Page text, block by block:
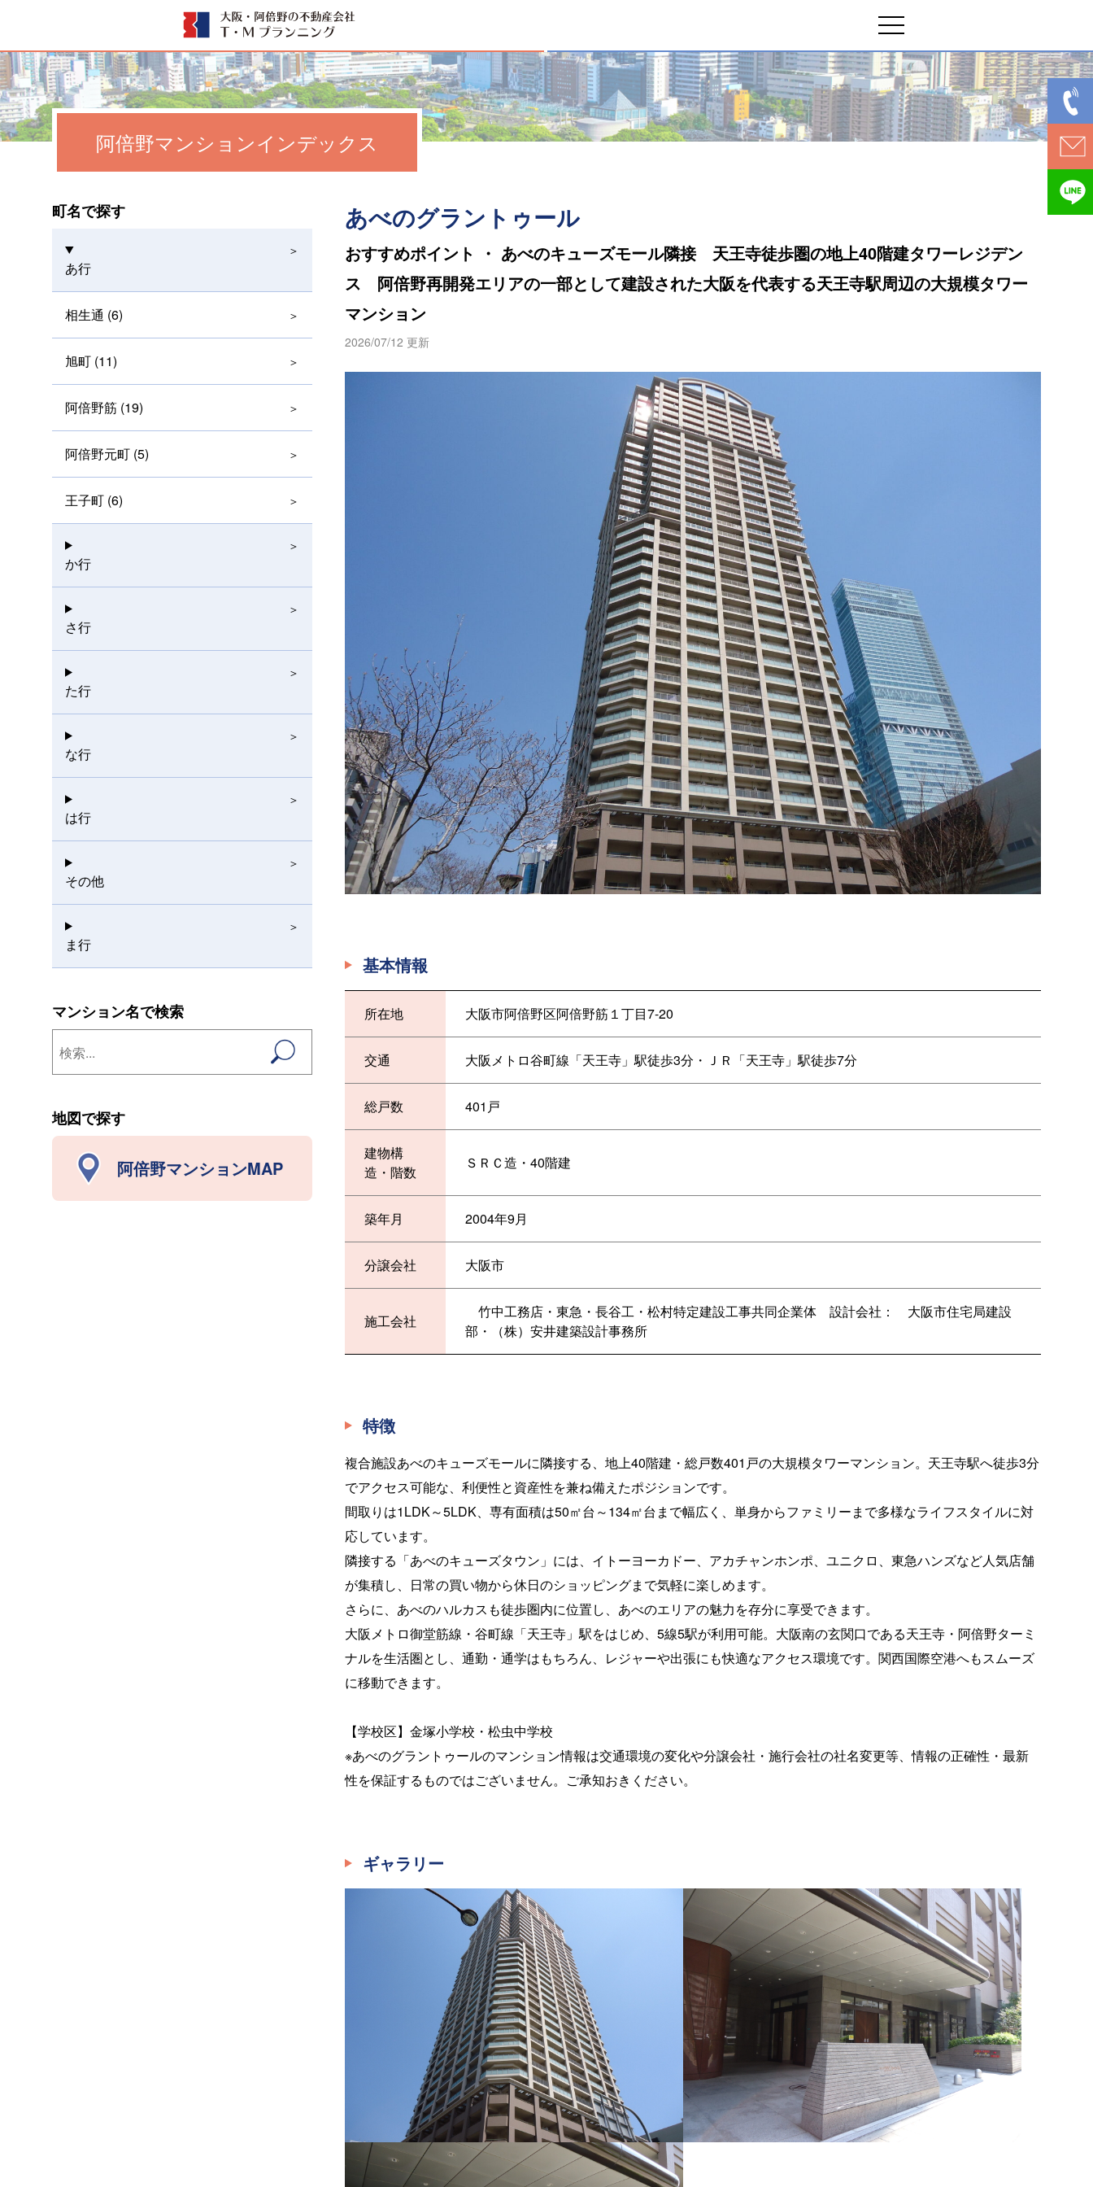
阿倍野マンションインデックス
あべのグラントゥール
おすすめポイント ・ あべのキューズモール隣接 天王寺徒歩圏の地上40階建タワーレジデン
ス 阿倍野再開発エリアの一部として建設された大阪を代表する天王寺駅周辺の大規模タワー
マンション
2026/07/12 更新
基本情報
所在地 大阪市阿倍野区阿倍野筋１丁目7-20
交通 大阪メトロ谷町線「天王寺」駅徒歩3分・ＪＲ「天王寺」駅徒歩7分
総戸数 401戸
建物構
造・階数
ＳＲＣ造・40階建
築年月 2004年9月
分譲会社 大阪市
施工会社
竹中工務店・東急・長谷工・松村特定建設工事共同企業体 設計会社： 大阪市住宅局建設
部・（株）安井建築設計事務所
特徴
複合施設あべのキューズモールに隣接する、地上40階建・総戸数401戸の大規模タワーマンション。天王寺駅へ徒歩3分
でアクセス可能な、利便性と資産性を兼ね備えたポジションです。
間取りは1LDK～5LDK、専有面積は50㎡台～134㎡台まで幅広く、単身からファミリーまで多様なライフスタイルに対
応しています。
隣接する「あべのキューズタウン」には、イトーヨーカドー、アカチャンホンポ、ユニクロ、東急ハンズなど人気店舗
が集積し、日常の買い物から休日のショッピングまで気軽に楽しめます。
さらに、あべのハルカスも徒歩圏内に位置し、あべのエリアの魅力を存分に享受できます。
大阪メトロ御堂筋線・谷町線「天王寺」駅をはじめ、5線5駅が利用可能。大阪南の玄関口である天王寺・阿倍野ターミ
ナルを生活圏とし、通勤・通学はもちろん、レジャーや出張にも快適なアクセス環境です。関西国際空港へもスムーズ
に移動できます。
【学校区】金塚小学校・松虫中学校
※あべのグラントゥールのマンション情報は交通環境の変化や分譲会社・施行会社の社名変更等、情報の正確性・最新
性を保証するものではございません。ご承知おきください。
ギャラリー
町名で探す
あ行
相生通 (6)
旭町 (11)
阿倍野筋 (19)
阿倍野元町 (5)
王子町 (6)
か行
さ行
た行
な行
は行
その他
ま行
マンション名で検索
地図で探す
阿倍野マンションMAP